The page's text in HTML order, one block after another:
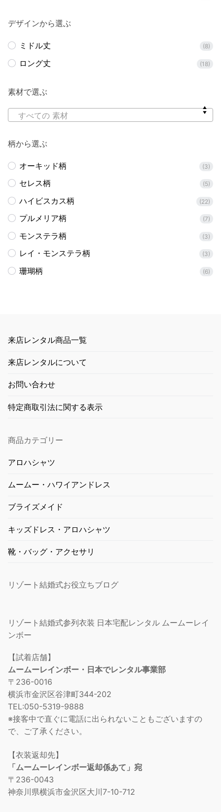
デザインから選ぶ
ミドル丈 (8)
ロング丈 (18)
素材で選ぶ
すべての 素材
柄から選ぶ
オーキッド柄 (3)
セレス柄 (5)
ハイビスカス柄 (22)
プルメリア柄 (7)
モンステラ柄 (3)
レイ・モンステラ柄 (3)
珊瑚柄 (6)
来店レンタル商品一覧
来店レンタルについて
お問い合わせ
特定商取引法に関する表示
商品カテゴリー
アロハシャツ
ムームー・ハワイアンドレス
ブライズメイド
キッズドレス・アロハシャツ
靴・バッグ・アクセサリ
リゾート結婚式お役立ちブログ
リゾート結婚式参列衣装 日本宅配レンタル ムームーレイ
ンボー
【試着店舗】
ムームーレインボー・日本でレンタル事業部
〒236-0016
横浜市金沢区谷津町344-202
TEL:050-5319-9888
※接客中で直ぐに電話に出られないこともございますの
で、ご了承ください。
【衣装返却先】
「ムームーレインボー返却係あて」宛
〒236-0043
神奈川県横浜市金沢区大川7-10-712